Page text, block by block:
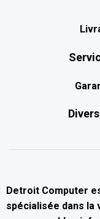
Detroit Computer
spécialisée dans la